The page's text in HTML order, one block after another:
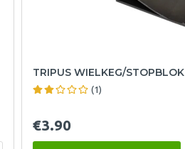
TRIPUS WIELKEG/STOPBLOK
(1)
€3.90